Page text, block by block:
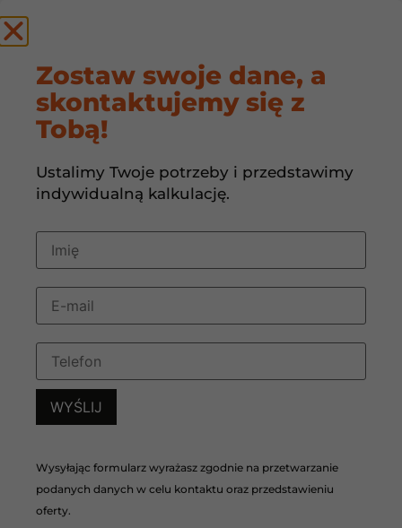
Czy można połączyć
klimatyzację,
ogrzewanie i
wentylację w jeden
system?
6 maja, 2026 06:14
Czy można połączyć klimatyzację, ogrzewanie i
wentylację w jeden system? Tak, i właśnie w tym
Zamiast kilku niezależnych instalacji coraz
częściej tworzy się jeden spójny system HVAC,
który odpowiada za temperaturę, świeże
Zostaw swoje dane, a
skontaktujemy się z
Tobą!
Ustalimy Twoje potrzeby i przedstawimy
indywidualną kalkulację.
Wysyłając formularz wyrażasz zgodnie na przetwarzanie
podanych danych w celu kontaktu oraz przedstawieniu
oferty.